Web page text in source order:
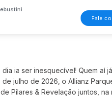
Fale
ia ser inesquecível! Quem aí
de julho de 2026, o Allianz
Pilares & Revelação juntos,